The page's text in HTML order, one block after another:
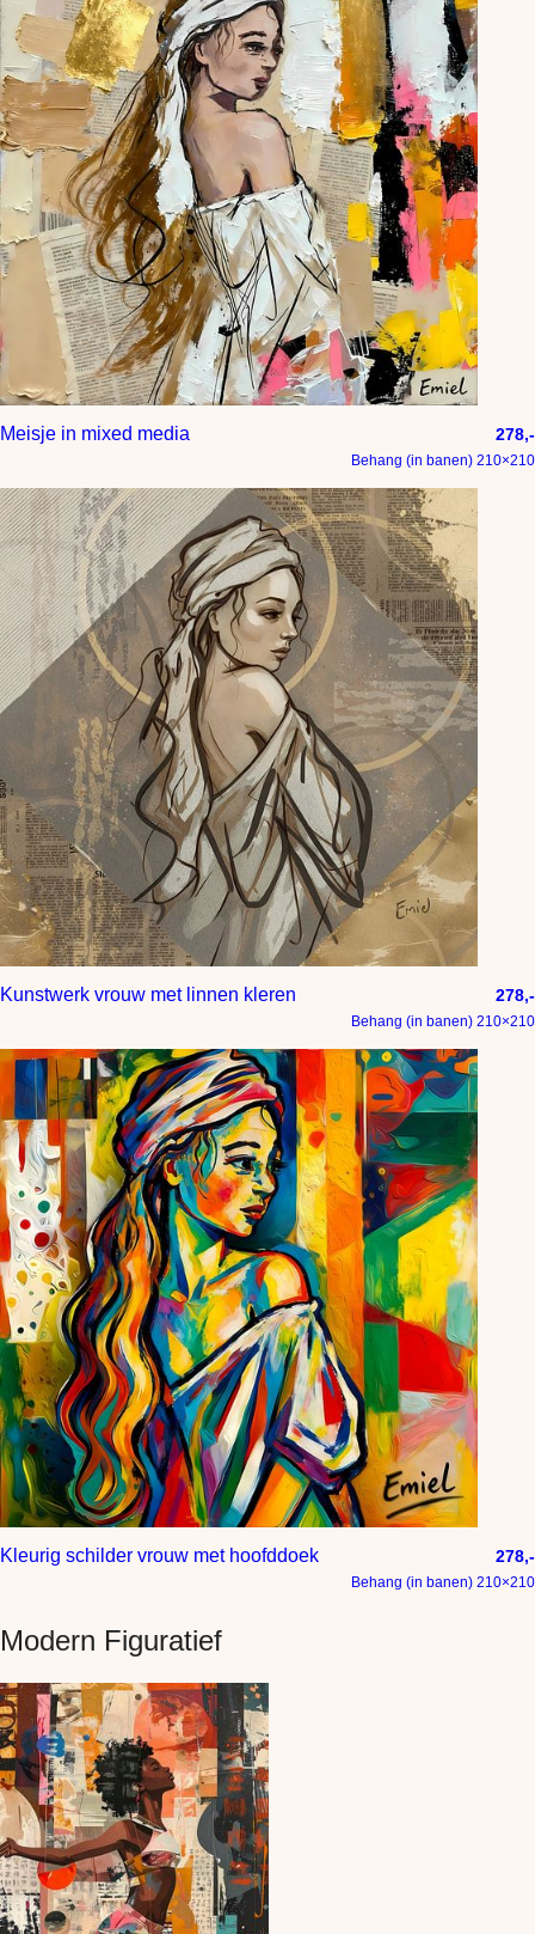
Meisje in mixed media 278,-
Behang (in banen) 210×210
Kunstwerk vrouw met linnen kleren 278,-
Behang (in banen) 210×210
Kleurig schilder vrouw met hoofddoek 278,-
Behang (in banen) 210×210
Modern Figuratief